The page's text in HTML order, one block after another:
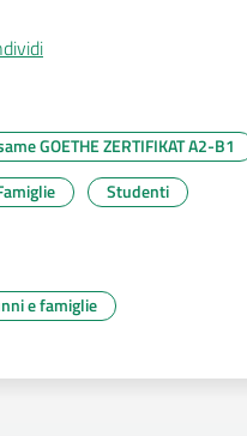
GOETHE ZERTIFIKAT A2-B1
Studenti
e famiglie